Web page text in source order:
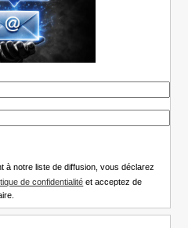
à notre liste de diffusion, vous déclarez
de confidentialité et acceptez de